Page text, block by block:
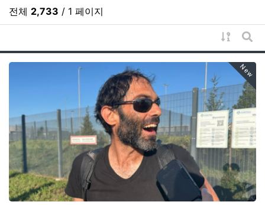
전체 2,733 / 1 페이지
게시물
게
New